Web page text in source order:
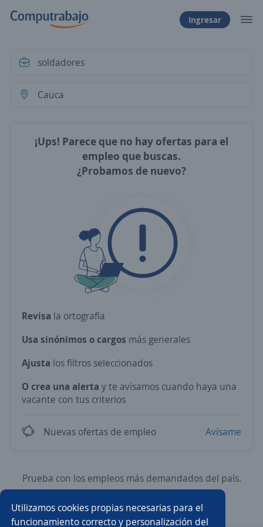
Utilizamos cookies propias necesarias para el
funcionamiento correcto y personalización del
Ingresar
¡Ups! Parece que no hay ofertas para el
empleo que buscas.
¿Probamos de nuevo?
Revisa la ortografía
Usa sinónimos o cargos más generales
Ajusta los filtros seleccionados
O crea una alerta y te avisamos cuando haya una
vacante con tus criterios
Nuevas ofertas de empleo Avísame
Prueba con los empleos más demandados del país.
Asesor/a comercial Asesor/a comercial freelance